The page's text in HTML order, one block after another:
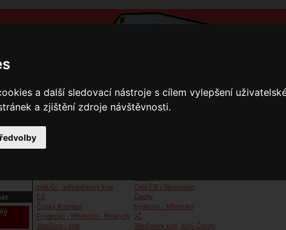
a další sledovací nástroje s cílem vylepšení
a zjištění zdroje návštěvnosti.
Kontakty
celá Čr , středočeský kraj
Celá ČR i Slovensko
CZ
Čechy
Český Krumlov
frýdecko - Místecko
Frýdecko - Místecko - Beskydy JČ
Jihočeský kraj
Jihočeský kraj, Jižní Čechy